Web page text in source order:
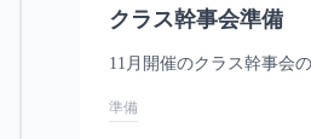
クラス幹事会準備
11月開催のクラス幹事会
準備